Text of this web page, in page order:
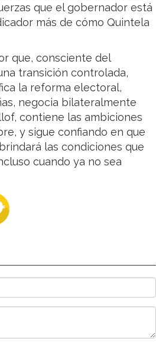
que el gobernador está
más de cómo Quintela
que, consciente del
transición controlada,
la reforma electoral,
negocia bilateralmente
contiene las ambiciones
y sigue confiando en que
las condiciones que
cuando ya no sea